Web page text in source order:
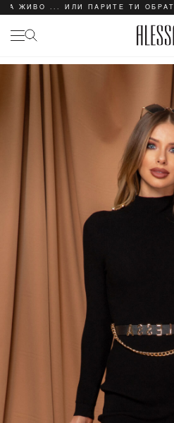
ЖИВО ... ИЛИ ПАРИТЕ ТИ ОБРАТНО